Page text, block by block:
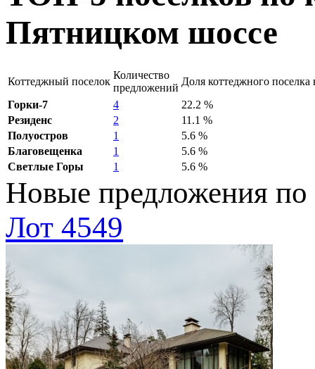
Пятницком шоссе
Коттеджный поселок
Количество
предложений
Доля коттеджного поселка
Горки-7
4
22.2 %
Резиденс
2
11.1 %
Полуостров
1
5.6 %
Благовещенка
1
5.6 %
Светлые Горы
1 5.6 %
Новые предложения по
Лот 4549